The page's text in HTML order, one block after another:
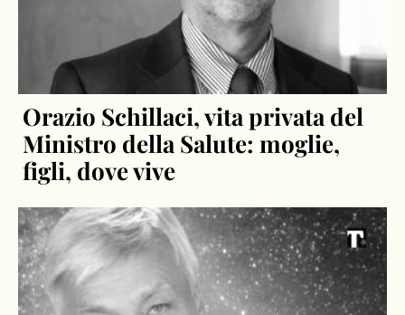
Orazio Schillaci, vita privata del
Ministro della Salute: moglie,
figli, dove vive